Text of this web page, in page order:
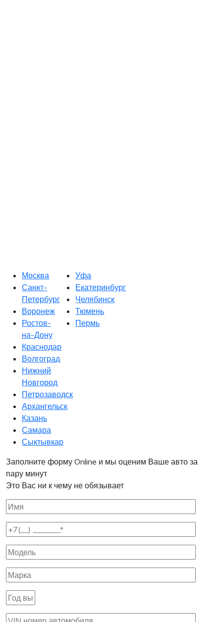
Москва
Санкт-
Петербург
Воронеж
Ростов-
на-Дону
Краснодар
Волгоград
Нижний
Новгород
Петрозаводск
Архангельск
Казань
Самара
Сыктывкар
Уфа
Екатеринбург
Челябинск
Тюмень
Пермь
Заполните форму Online и мы оценим Ваше авто за
пару минут
Это Вас ни к чему не обязывает